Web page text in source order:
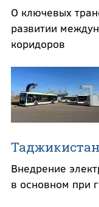
О ключевых
развитии
коридоров
Внедрение
в основном при